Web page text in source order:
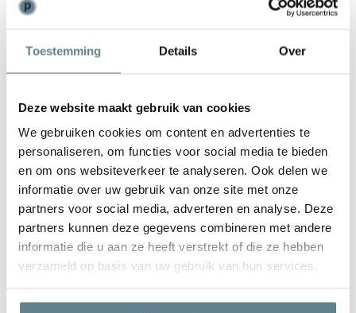
Toestemming Details Over
Deze website maakt gebruik van cookies
We gebruiken cookies om content en advertenties te
personaliseren, om functies voor social media te bieden
en om ons websiteverkeer te analyseren. Ook delen we
informatie over uw gebruik van onze site met onze
partners voor social media, adverteren en analyse. Deze
partners kunnen deze gegevens combineren met andere
informatie die u aan ze heeft verstrekt of die ze hebben
verzameld op basis van uw gebruik van hun services.
Weinig onderhoud
De plantenbak is zeer gemakkelijk in onderhoud. Is de plantenbak
borstel of doek en met lauw water. Gebruik
geen
We staan voor je klaar
Wil je advies of heb je een vraag? Neem contact op met ons
team!